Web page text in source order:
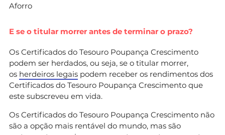
Aforro
E se o titular morrer antes de terminar o prazo?
Os Certificados do Tesouro Poupança Crescimento
podem ser herdados, ou seja, se o titular morrer,
os herdeiros legais podem receber os rendimentos dos
Certificados do Tesouro Poupança Crescimento que
este subscreveu em vida.
Os Certificados do Tesouro Poupança Crescimento não
são a opção mais rentável do mundo, mas são